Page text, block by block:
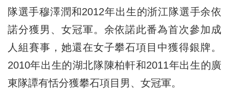
隊選手穆澤潤和2012年出生的浙江隊選手余依
諾分獲男、女冠軍。余依諾此番為首次參加成
人組賽事，她還在女子攀石項目中獲得銀牌。
2010年出生的湖北隊陳柏軒和2011年出生的廣
東隊譚有恬分獲攀石項目男、女冠軍。